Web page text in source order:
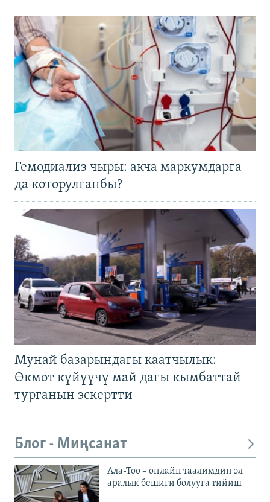
Гемодиализ чыры: акча маркумдарга
да которулганбы?
Мунай базарындагы каатчылык:
Өкмөт күйүүчү май дагы кымбаттай
турганын эскертти
Блог - Миңсанат
Ала-Тоо – онлайн таалимдин эл
аралык бешиги болууга тийиш